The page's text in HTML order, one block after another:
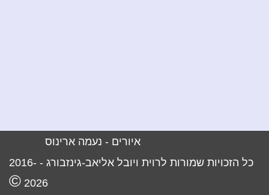
איורים - נעמה ארינוס
כל הזכויות שמורות לרוית ויובל אליאב-גינזבורג - 2016-
2026
©